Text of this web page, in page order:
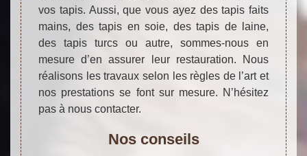
vos tapis. Aussi, que vous ayez des tapis faits
mains, des tapis en soie, des tapis de laine,
des tapis turcs ou autre, sommes-nous en
mesure d’en assurer leur restauration. Nous
réalisons les travaux selon les règles de l’art et
nos prestations se font sur mesure. N’hésitez
pas à nous contacter.
Nos conseils